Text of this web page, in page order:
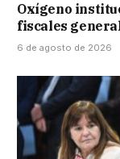
Oxígeno
fiscales
6 de agosto de 2026